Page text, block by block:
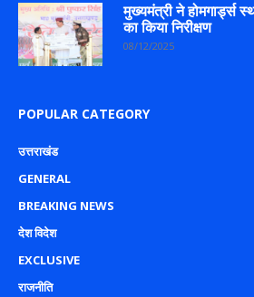
मुख्यमंत्री ने होमगार्ड्स
का किया निरीक्षण
08/12/2025
POPULAR CATEGORY
उत्तराखंड
GENERAL
BREAKING NEWS
देश विदेश
EXCLUSIVE
राजनीति